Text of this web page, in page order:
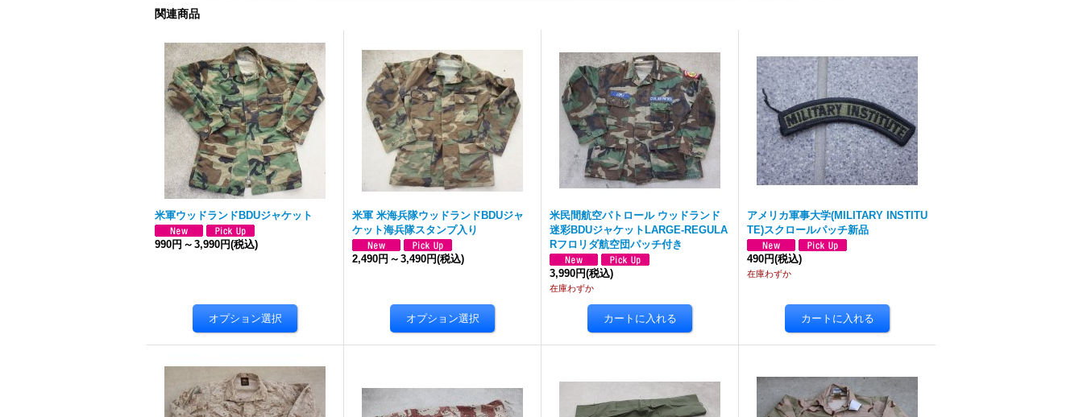
関連商品
米軍ウッドランドBDUジャケット
990円 ～ 3,990円(税込)
米軍 米海兵隊ウッドランドBDUジャ
ケット海兵隊スタンプ入り
2,490円 ～ 3,490円(税込)
米民間航空パトロール ウッドランド
迷彩BDUジャケットLARGE-REGULA
Rフロリダ航空団パッチ付き
3,990円(税込)
在庫わずか
アメリカ軍事大学(MILITARY INSTITU
TE)スクロールパッチ新品
490円(税込)
在庫わずか